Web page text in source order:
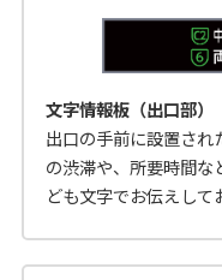
文字情報板（出口部）
出口の手前に設置され
の渋滞や、所要時間な
ども文字でお伝えして